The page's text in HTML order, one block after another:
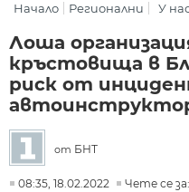
Начало Регионални У
Лоша
кръстовища в
риск от
от БНТ
08:35, 18.02.2022 Чете се